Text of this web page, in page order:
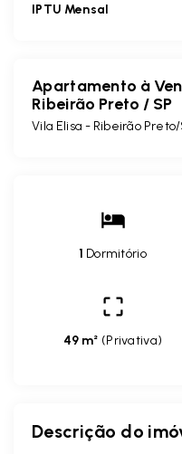
IPTU Mensal
Apartamento à
Ribeirão Preto / SP
Vila Elisa - Ribeirão
1 Dormitório
49 m² (Privativa)
Descrição do